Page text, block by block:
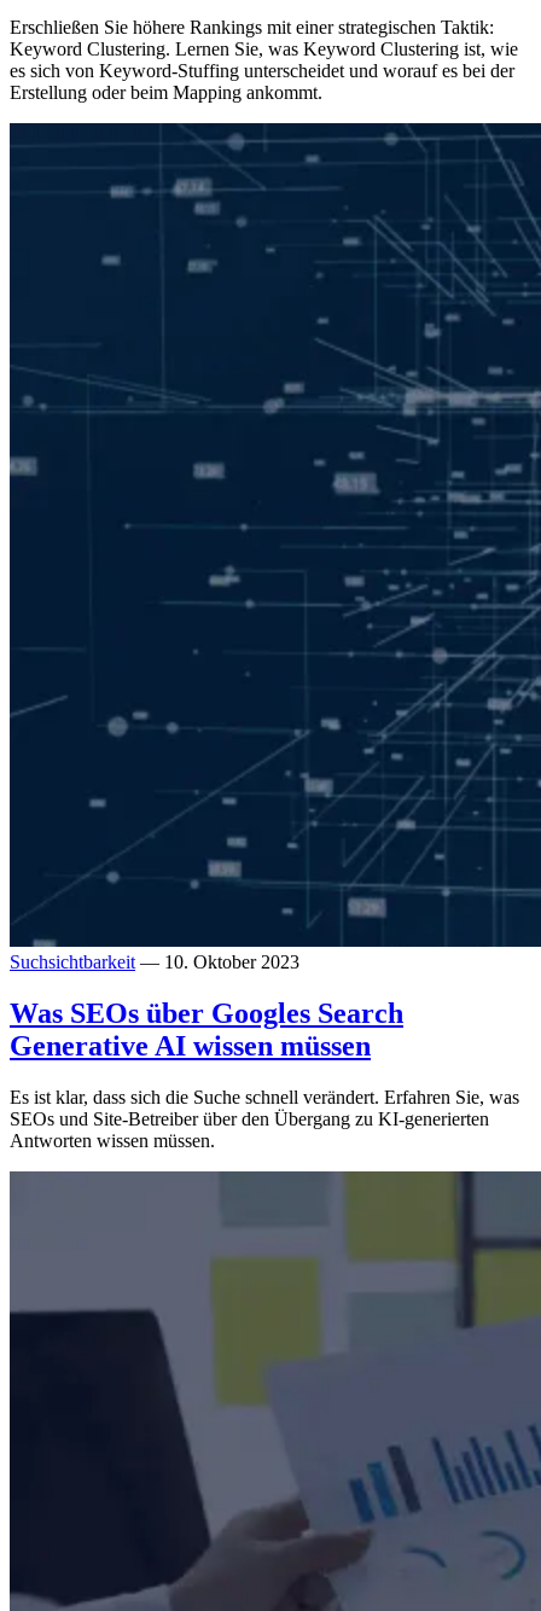
Erschließen Sie höhere Rankings mit einer strategischen Taktik:
Keyword Clustering. Lernen Sie, was Keyword Clustering ist, wie
es sich von Keyword-Stuffing unterscheidet und worauf es bei der
Erstellung oder beim Mapping ankommt.
Suchsichtbarkeit — 10. Oktober 2023
Was SEOs über Googles Search
Generative AI wissen müssen
Es ist klar, dass sich die Suche schnell verändert. Erfahren Sie, was
SEOs und Site-Betreiber über den Übergang zu KI-generierten
Antworten wissen müssen.